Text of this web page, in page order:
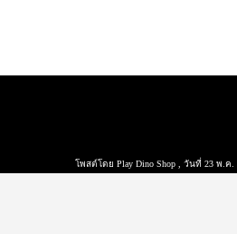
โพสต์โดย Play Dino Shop , วันที่ 23 พ.ค.